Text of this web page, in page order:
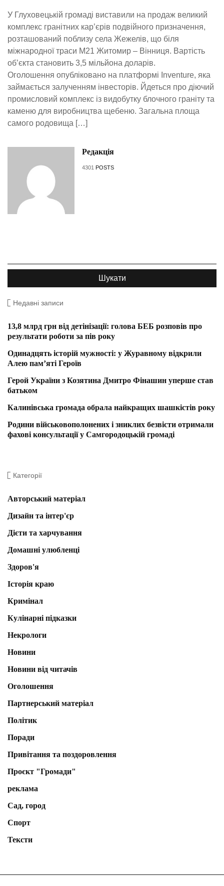
У Глуховецькій громаді виставили на продаж великий
комплекс гранітних кар’єрів подвійного призначення,
розташований поблизу села Жежелів, що біля
міжнародної траси М21 Житомир – Вінниця. Вартість
об’єкта становить 3,5 мільйона доларів.
Оголошення опубліковано на платформі Inventure, яка
займається залученням інвесторів. Йдеться про діючий
промисловий комплекс із видобутку блочного граніту та
каменю для виробництва щебеню. Загальна площа
самого родовища […]
Редакція
4301 POSTS
Недавні записи
13,8 млрд грн від детінізації: голова БЕБ розповів про
результати роботи за пів року
Одинадцять історій мужності: у Журавному відкрили
Алею пам’яті Героїв
Герой України з Козятина Дмитро Фінашин уперше став
батьком
Калинівська громада обрала найкращих шашкістів року
Родини військовополонених і зниклих безвісти отримали
фахові консультації у Самгородоцькій громаді
Категорії
Авторський матеріал
Дизайн та інтер'єр
Дієти та харчування
Домашні улюбленці
Здоров'я
Історія краю
Кримінал
Кулінарні підказки
Некрологи
Новини
Новини від читачів
Оголошення
Партнерський матеріал
Політик
Поради
Привітання та поздоровлення
Проєкт "Громади"
реклама
Сад, город
Спорт
Тексти